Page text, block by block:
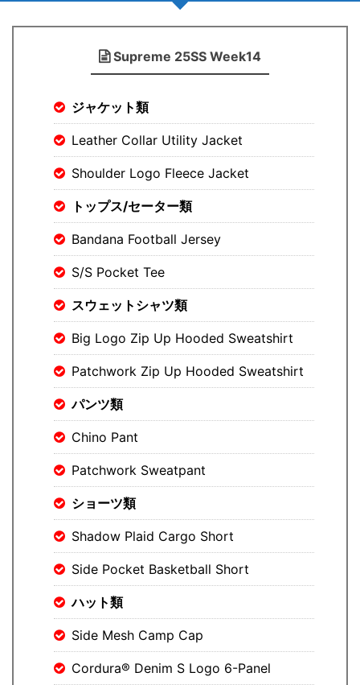
Supreme 25SS Week14
ジャケット類
Leather Collar Utility Jacket
Shoulder Logo Fleece Jacket
トップス/セーター類
Bandana Football Jersey
S/S Pocket Tee
スウェットシャツ類
Big Logo Zip Up Hooded Sweatshirt
Patchwork Zip Up Hooded Sweatshirt
パンツ類
Chino Pant
Patchwork Sweatpant
ショーツ類
Shadow Plaid Cargo Short
Side Pocket Basketball Short
ハット類
Side Mesh Camp Cap
Cordura® Denim S Logo 6-Panel